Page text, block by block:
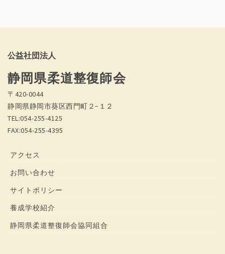
公益社団法人
静岡県柔道整復師会
〒420-0044
静岡県静岡市葵区西門町２−１２
TEL:054-255-4125
FAX:054-255-4395
アクセス
お問い合わせ
サイトポリシー
養成学校紹介
静岡県柔道整復師会協同組合